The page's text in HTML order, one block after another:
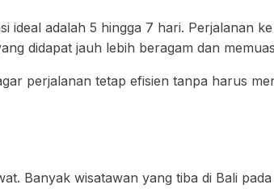
ideal adalah 5 hingga 7 hari. Perjalanan
didapat jauh lebih beragam dan
perjalanan tetap efisien tanpa harus
Banyak wisatawan yang tiba di Bali